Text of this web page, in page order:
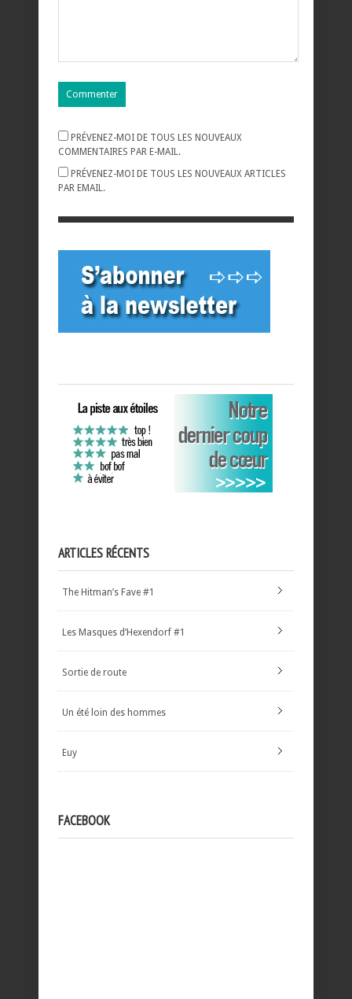
PRÉVENEZ-MOI DE TOUS LES NOUVEAUX
COMMENTAIRES PAR E-MAIL.
PRÉVENEZ-MOI DE TOUS LES NOUVEAUX ARTICLES
PAR EMAIL.
ARTICLES RÉCENTS
The Hitman’s Fave #1
Les Masques d’Hexendorf #1
Sortie de route
Un été loin des hommes
Euy
FACEBOOK